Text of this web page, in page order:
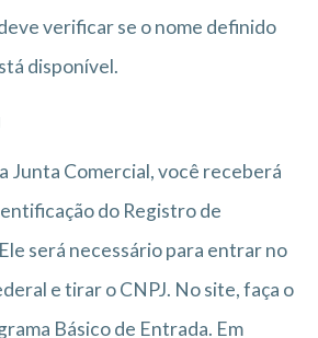
verificar se o nome definido
disponível.
Junta Comercial, você receberá
do Registro de
será necessário para entrar no
e tirar o CNPJ. No site, faça o
Básico de Entrada. Em